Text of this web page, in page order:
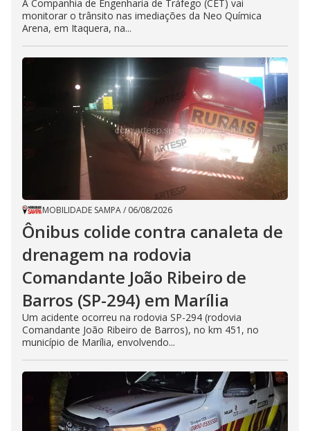
A Companhia de Engenharia de Tráfego (CET) vai
monitorar o trânsito nas imediações da Neo Química
Arena, em Itaquera, na...
MOBILIDADE SAMPA/ 06/08/2026
Ônibus colide contra canaleta de
drenagem na rodovia
Comandante João Ribeiro de
Barros (SP-294) em Marília
Um acidente ocorreu na rodovia SP-294 (rodovia
Comandante João Ribeiro de Barros), no km 451, no
município de Marília, envolvendo...